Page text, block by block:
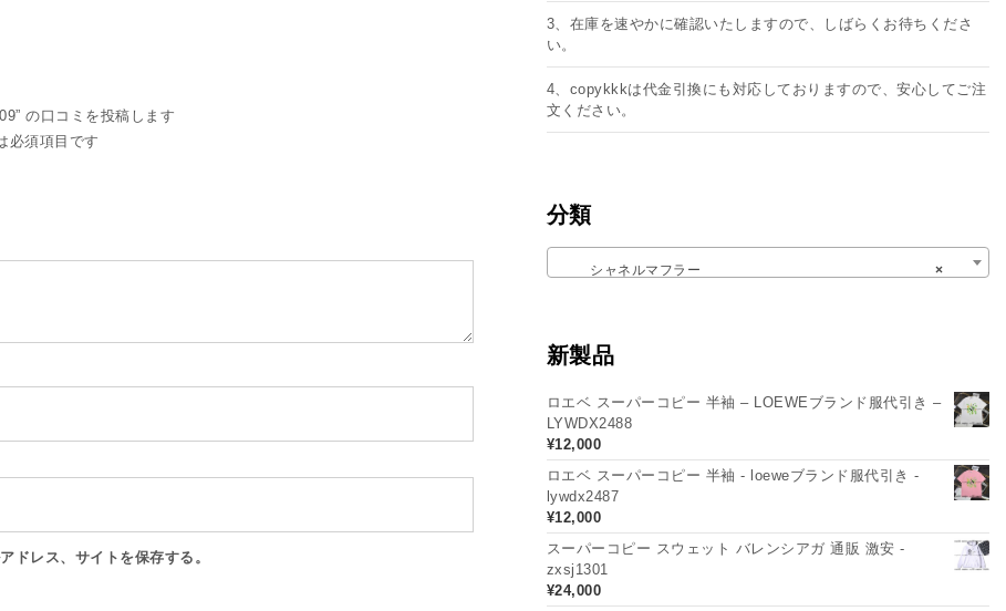
の口コミを投稿します
必須項目です
ドレス、サイトを保存する。
3、在庫を速やかに確認いたしますので、しばらくお待ちくださ
い。
4、copykkkは代金引換にも対応しておりますので、安心してご注
文ください。
分類
×
シャネルマフラー
新製品
ロエベ スーパーコピー 半袖 – LOEWEブランド服代引き –
LYWDX2488
¥12,000
ロエベ スーパーコピー 半袖 - loeweブランド服代引き -
lywdx2487
¥12,000
スーパーコピー スウェット バレンシアガ 通販 激安 -
zxsj1301
¥24,000